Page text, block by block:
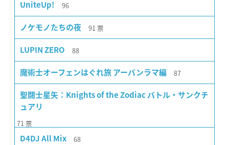
UniteUp! 96
ノケモノたちの夜 91 票
LUPIN ZERO 88
魔術士オーフェンはぐれ旅 アーバンラマ編 87
聖闘士星矢：Knights of the Zodiac バトル・サンクチ
ュアリ
71 票
D4DJ All Mix 68